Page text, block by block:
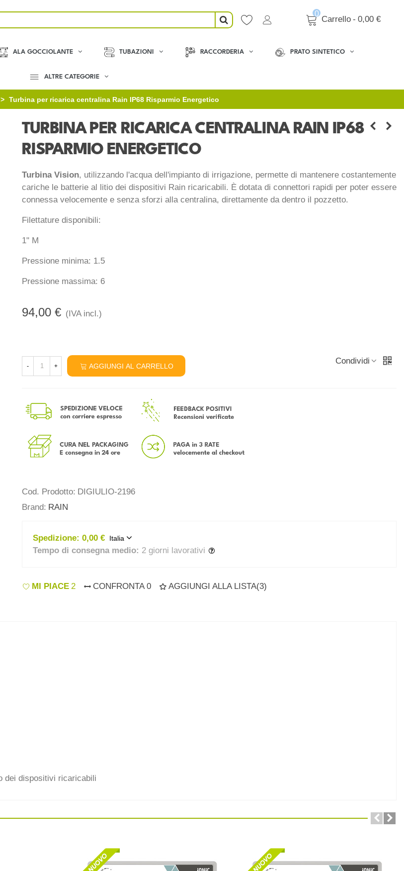
0
Carrello - 0,00 €
ALA GOCCIOLANTE TUBAZIONI RACCORDERIA PRATO SINTETICO
ALTRE CATEGORIE
> Turbina per ricarica centralina Rain IP68 Risparmio Energetico
TURBINA PER RICARICA CENTRALINA RAIN IP68
RISPARMIO ENERGETICO
Turbina Vision, utilizzando l'acqua dell'impianto di irrigazione, permette di mantenere costantemente
cariche le batterie al litio dei dispositivi Rain ricaricabili. È dotata di connettori rapidi per poter essere
connessa velocemente e senza sforzi alla centralina, direttamente da dentro il pozzetto.
Filettature disponibili:
1" M
Pressione minima: 1.5
Pressione massima: 6
94,00 € (IVA incl.)
- + AGGIUNGI AL CARRELLO
Condividi
Cod. Prodotto: DIGIULIO-2196
Brand: RAIN
Spedizione: 0,00 € Italia
Tempo di consegna medio: 2 giorni lavorativi
MI PIACE 2 CONFRONTA 0 AGGIUNGI ALLA LISTA(3)
dei dispositivi ricaricabili